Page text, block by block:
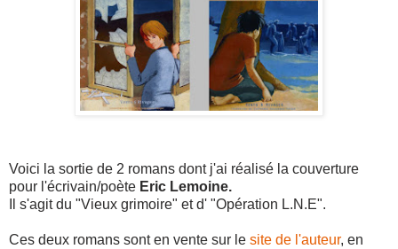
Voici la sortie de 2 romans dont j'ai réalisé la couverture
pour l'écrivain/poète Eric Lemoine.
Il s'agit du "Vieux grimoire" et d' "Opération L.N.E".
Ces deux romans sont en vente sur le site de l'auteur, en